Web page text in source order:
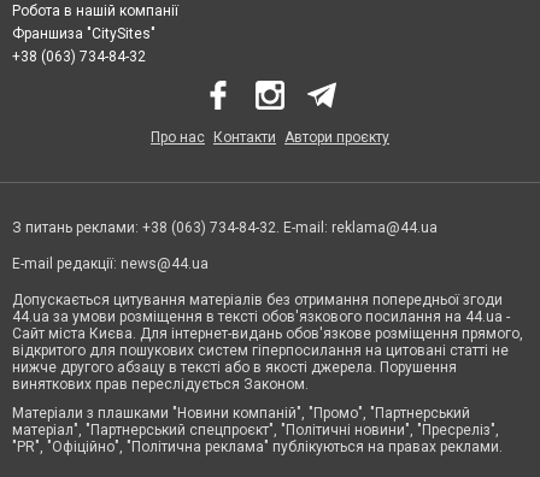
Робота в нашій компанії
Франшиза "CitySites"
+38 (063) 734-84-32
Про нас Контакти Автори проєкту
З питань реклами: +38 (063) 734-84-32. E-mail: reklama@44.ua
E-mail редакції: news@44.ua
Допускається цитування матеріалів без отримання попередньої згоди
44.ua за умови розміщення в тексті обов'язкового посилання на 44.ua -
Сайт міста Києва. Для інтернет-видань обов'язкове розміщення прямого,
відкритого для пошукових систем гіперпосилання на цитовані статті не
нижче другого абзацу в тексті або в якості джерела. Порушення
виняткових прав переслідується Законом.
Матеріали з плашками "Новини компаній", "Промо", "Партнерський
матеріал", "Партнерський спецпроєкт", "Політичні новини", "Пресреліз",
"PR", "Офіційно", "Політична реклама" публікуються на правах реклами.